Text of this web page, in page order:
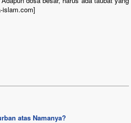
islam.com]
atas Namanya?